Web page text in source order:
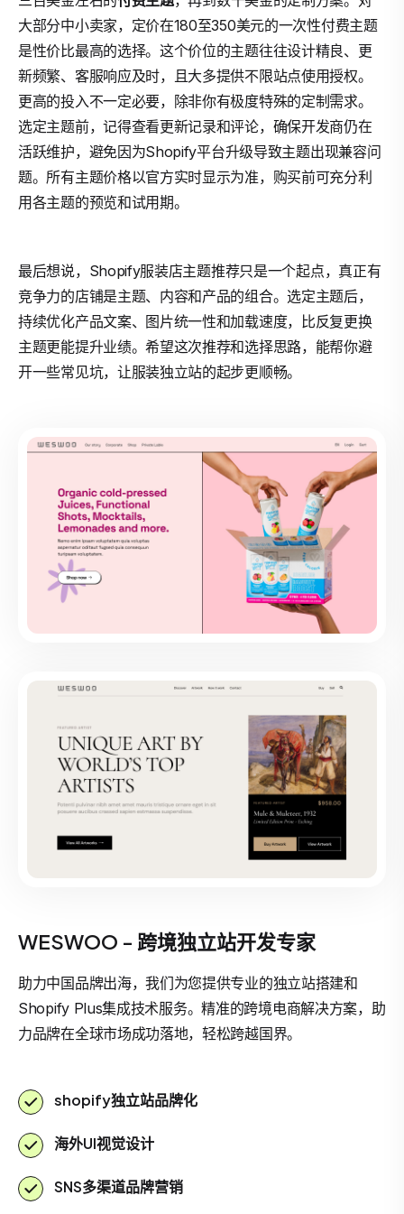
大部分中小卖家，定价在180至350美元的一次性付费主题
是性价比最高的选择。这个价位的主题往往设计精良、更
新频繁、客服响应及时，且大多提供不限站点使用授权。
更高的投入不一定必要，除非你有极度特殊的定制需求。
选定主题前，记得查看更新记录和评论，确保开发商仍在
活跃维护，避免因为Shopify平台升级导致主题出现兼容问
题。所有主题价格以官方实时显示为准，购买前可充分利
用各主题的预览和试用期。
最后想说，Shopify服装店主题推荐只是一个起点，真正有
竞争力的店铺是主题、内容和产品的组合。选定主题后，
持续优化产品文案、图片统一性和加载速度，比反复更换
主题更能提升业绩。希望这次推荐和选择思路，能帮你避
开一些常见坑，让服装独立站的起步更顺畅。
WESWOO - 跨境独立站开发专家
助力中国品牌出海，我们为您提供专业的独立站搭建和
Shopify Plus集成技术服务。精准的跨境电商解决方案，助
力品牌在全球市场成功落地，轻松跨越国界。
shopify独立站品牌化
海外UI视觉设计
SNS多渠道品牌营销